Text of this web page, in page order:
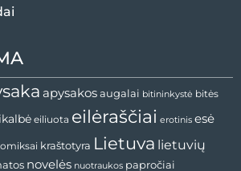
apysakos augalai bitininkystė bitės
eiliuota eilėraščiai erotinis esė
kraštotyra Lietuva lietuvių
novelės nuotraukos papročiai